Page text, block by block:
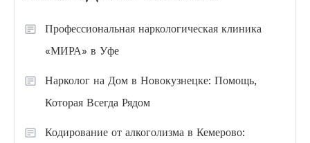
Профессиональная наркологическая клиника
«МИРА» в Уфе
Нарколог на Дом в Новокузнецке: Помощь,
Которая Всегда Рядом
Кодирование от алкоголизма в Кемерово: